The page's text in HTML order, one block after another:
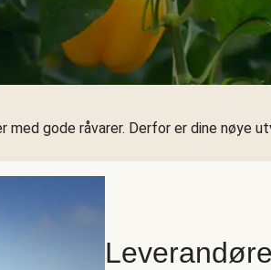
med gode råvarer. Derfor er dine nøye